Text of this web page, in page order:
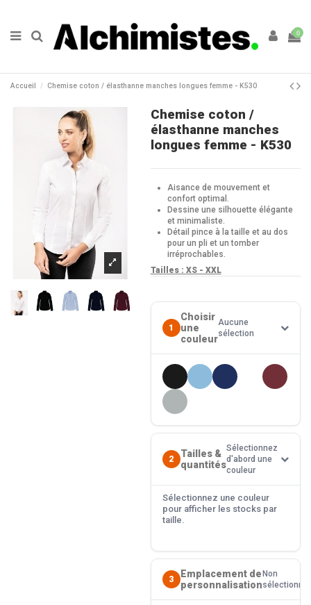
0
Accueil Chemise coton / élasthanne manches longues femme - K530
Chemise coton /
élasthanne manches
longues femme - K530
Aisance de mouvement et
confort optimal.
Dessine une silhouette élégante
et minimaliste.
Détail pince à la taille et au dos
pour un pli et un tomber
irréprochables.
Tailles : XS - XXL
1
Choisir
une
couleur
Aucune
sélection
2
Tailles &
quantités
Sélectionnez
d'abord une
couleur
Sélectionnez une couleur
pour afficher les stocks par
taille.
3
Emplacement de
personnalisation
Non
sélectionné